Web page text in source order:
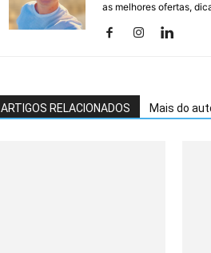
as melhores ofertas,
ARTIGOS RELACIONADOS Mais do